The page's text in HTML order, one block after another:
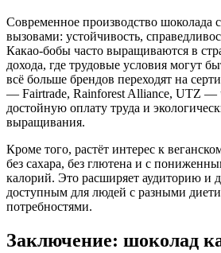
Современное производство шоколада
вызовами: устойчивость,
Какао-бобы часто выращиваются в
дохода, где трудовые условия могут
всё больше брендов переходят на
— Fairtrade, Rainforest Alliance, UTZ —
достойную оплату труда и
выращивания.
Кроме того, растёт интерес к
без сахара, без глютена и с
калорий. Это расширяет аудиторию и
доступным для людей с разными
потребностями.
Заключение: шоколад